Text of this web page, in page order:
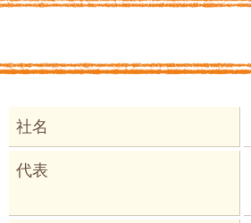
社名
代表